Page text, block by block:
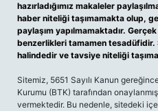
hazırladığımız makaleler
haber niteliği taşımamakta olup,
paylaşım yapılmamaktadır.
benzerlikleri tamamen
halindedir ve tavsiye niteliği
Sitemiz, 5651 Sayılı Kanun
Kurumu (BTK) tarafından
vermektedir. Bu nedenle, sitedeki